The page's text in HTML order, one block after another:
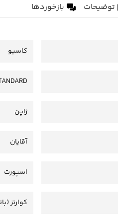
توضیحات بازخوردها
کاسیو
ژاپن
آقایان
اسپورت
کوارتز